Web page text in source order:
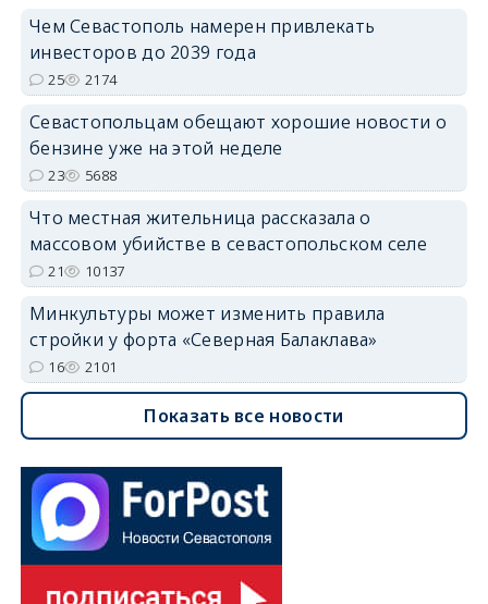
Чем Севастополь намерен привлекать
инвесторов до 2039 года
25 2174
Севастопольцам обещают хорошие новости о
бензине уже на этой неделе
23 5688
Что местная жительница рассказала о
массовом убийстве в севастопольском селе
21 10137
Минкультуры может изменить правила
стройки у форта «Северная Балаклава»
16 2101
Показать все новости